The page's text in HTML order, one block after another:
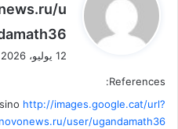
و
ل
u
12 يوليو، 2026 الساعة 2:14 ص
References:
http://images.google.cat/url?
user/ugandamath36/